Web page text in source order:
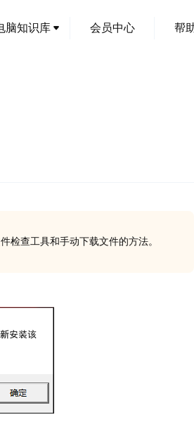
脑知识库 会员中心 帮
检查工具和手动下载文件的方法。